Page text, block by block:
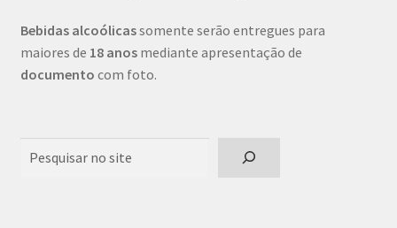
Bebidas alcoólicassomente serão entregues para
maiores de 18 anosmediante apresentação de
documento com foto.